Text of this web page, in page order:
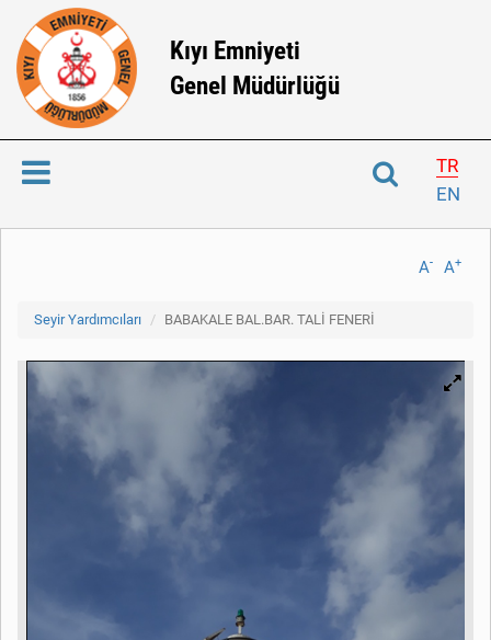
Kıyı Emniyeti
Genel Müdürlüğü
TR
EN
A+
A-
Seyir Yardımcıları BABAKALE BAL.BAR. TALİ FENERİ